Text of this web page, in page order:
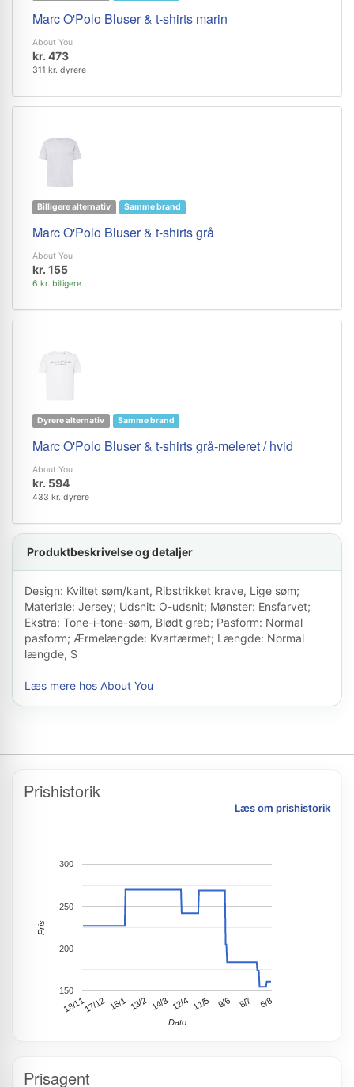
Marc O'Polo Bluser & t-shirts marin
About You
kr. 473
311 kr. dyrere
Billigere alternativ Samme brand
Marc O'Polo Bluser & t-shirts grå
About You
kr. 155
6 kr. billigere
Dyrere alternativ Samme brand
Marc O'Polo Bluser & t-shirts grå-meleret / hvid
About You
kr. 594
433 kr. dyrere
Produktbeskrivelse og detaljer
Design: Kviltet søm/kant, Ribstrikket krave, Lige søm;
Materiale: Jersey; Udsnit: O-udsnit; Mønster: Ensfarvet;
Ekstra: Tone-i-tone-søm, Blødt greb; Pasform: Normal
pasform; Ærmelængde: Kvartærmet; Længde: Normal
længde, S
Læs mere hos About You
Prishistorik
Læs om prishistorik
18/1117/12 15/1 13/2 14/3 12/4 11/5 9/6 8/7 6/8
150
200
250
300
Dato
Pris
Prisagent